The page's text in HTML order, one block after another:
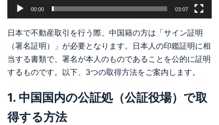
00:00 03:07
日本で不動産取引を行う際、中国籍の方は「サイン証明
（署名証明）」が必要となります。日本人の印鑑証明に相
当する書類で、署名が本人のものであることを公的に証明
するものです。以下、3つの取得方法をご案内します。
1. 中国国内の公証処（公証役場）で取
得する方法